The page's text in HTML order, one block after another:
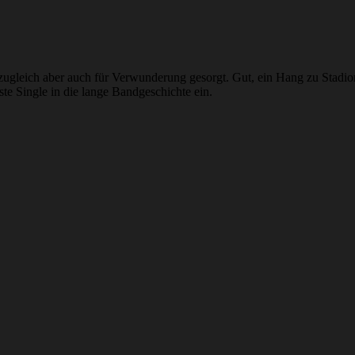
aber auch für Verwunderung gesorgt. Gut, ein Hang zu
Single in die lange Bandgeschichte ein.